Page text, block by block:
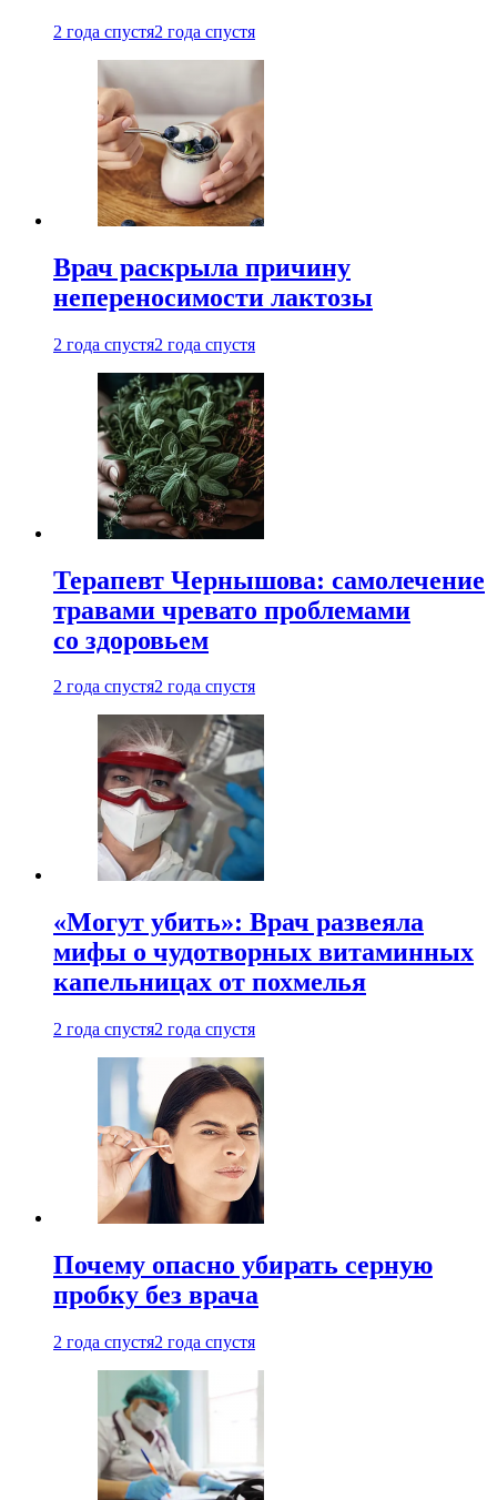
2 года спустя2 года спустя
Врач раскрыла причину
непереносимости лактозы
2 года спустя2 года спустя
Терапевт Чернышова: самолечение
травами чревато проблемами
со здоровьем
2 года спустя2 года спустя
«Могут убить»: Врач развеяла
мифы о чудотворных витаминных
капельницах от похмелья
2 года спустя2 года спустя
Почему опасно убирать серную
пробку без врача
2 года спустя2 года спустя